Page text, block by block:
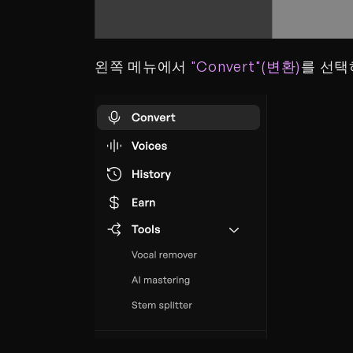
왼쪽 메뉴에서 "Convert"(변환)를 선택